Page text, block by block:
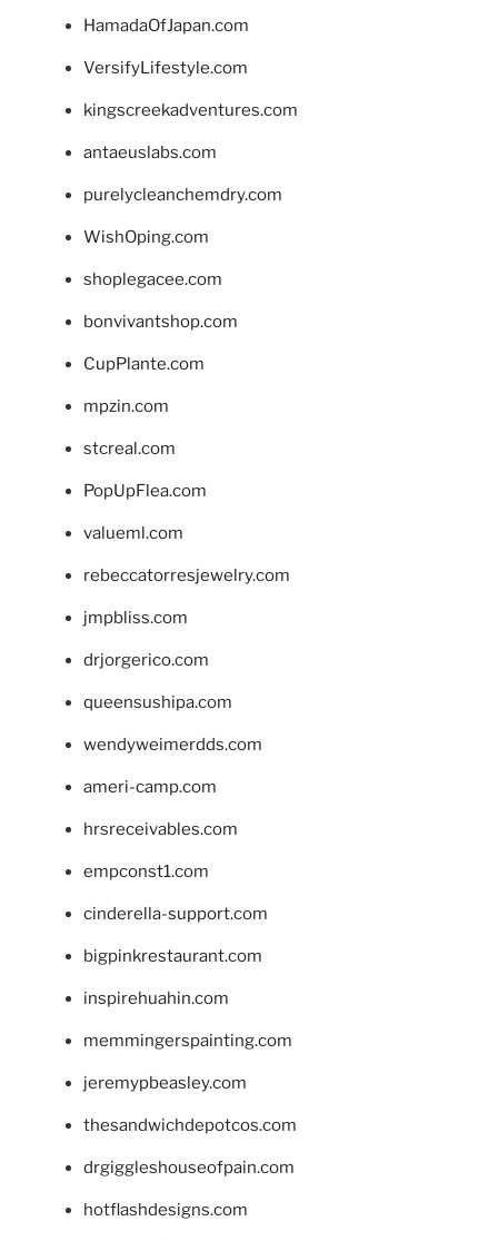
HamadaOfJapan.com
VersifyLifestyle.com
kingscreekadventures.com
antaeuslabs.com
purelycleanchemdry.com
WishOping.com
shoplegacee.com
bonvivantshop.com
CupPlante.com
mpzin.com
stcreal.com
PopUpFlea.com
valueml.com
rebeccatorresjewelry.com
jmpbliss.com
drjorgerico.com
queensushipa.com
wendyweimerdds.com
ameri-camp.com
hrsreceivables.com
empconst1.com
cinderella-support.com
bigpinkrestaurant.com
inspirehuahin.com
memmingerspainting.com
jeremypbeasley.com
thesandwichdepotcos.com
drgiggleshouseofpain.com
hotflashdesigns.com